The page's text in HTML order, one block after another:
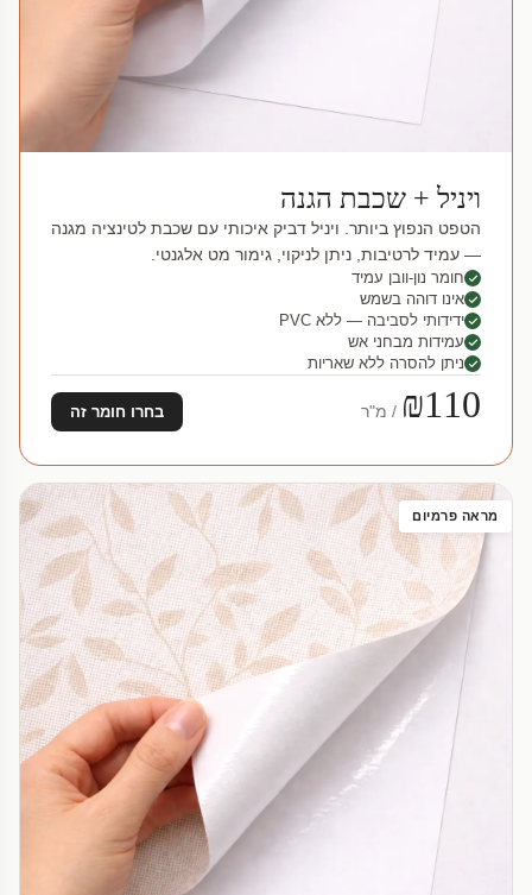
ויניל + שכבת הגנה
הטפט הנפוץ ביותר. ויניל דביק איכותי עם שכבת לטינציה מגנה
— עמיד לרטיבות, ניתן לניקוי, גימור מט אלגנטי.
חומר נון-וובן עמיד
אינו דוהה בשמש
ידידותי לסביבה — ללא PVC
עמידות מבחני אש
ניתן להסרה ללא שאריות
₪110 / מ"ר בחרו חומר זה
מראה פרמיום